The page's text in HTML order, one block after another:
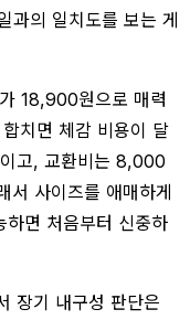
과의 일치도를 보는 게
18,900원으로 매력
치면 체감 비용이 달
고, 교환비는 8,000
서 사이즈를 애매하게
면 처음부터 신중하
장기 내구성 판단은